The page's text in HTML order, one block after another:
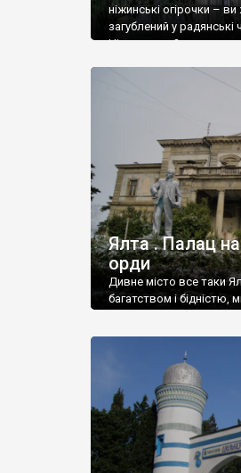
ніжинські огірочки –
загублений у
Ніжин греки?
Ялта . Палац
орди
Дивне місто все таки
багатством і бідністю,